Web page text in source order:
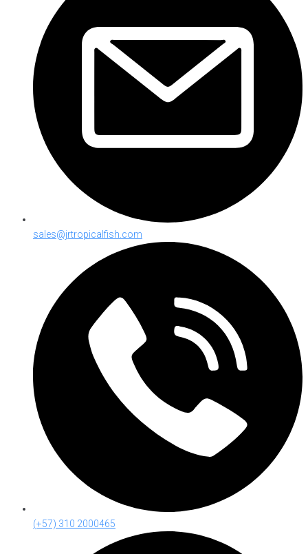
sales@jrtropicalfish.com
(+57) 310 2000465